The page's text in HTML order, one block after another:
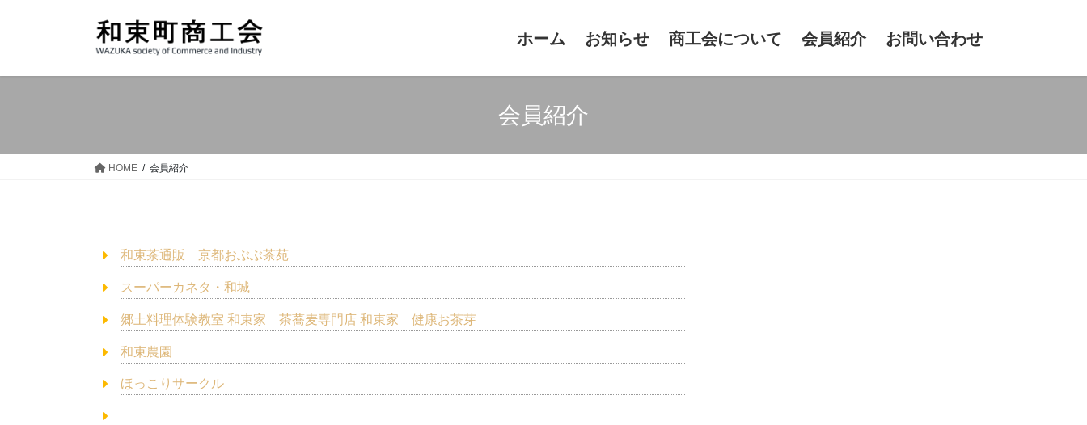
ホーム お知らせ 商工会について 会員紹介 お問い合わせ
会員紹介
HOME 会員紹介
和束茶通販 京都おぶぶ茶苑
スーパーカネタ・和城
郷土料理体験教室 和束家 茶蕎麦専門店 和束家 健康お茶芽
和束農園
ほっこりサークル